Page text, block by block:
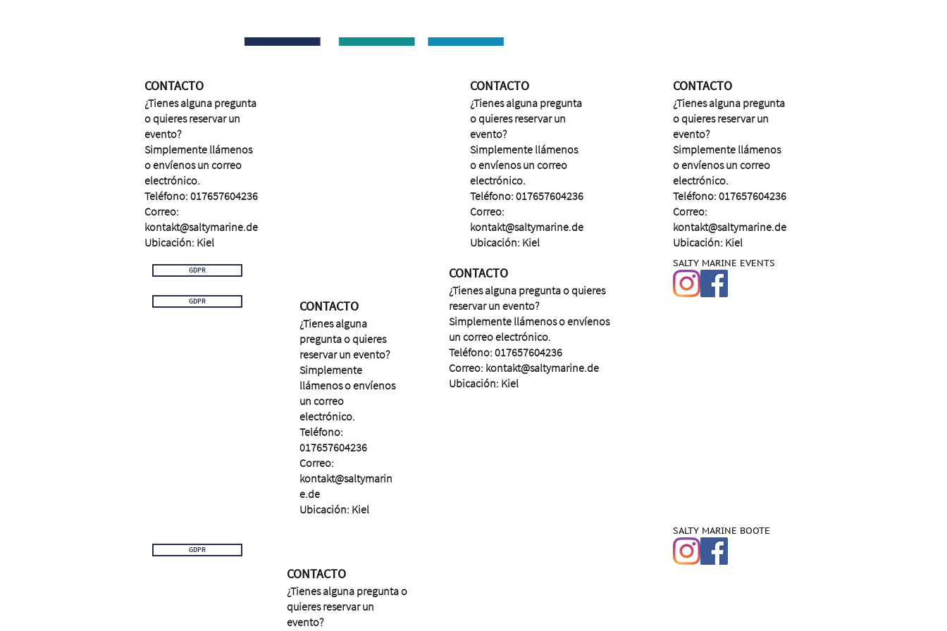
CONTACTO
¿Tienes alguna pregunta
o quieres reservar un
evento?
Simplemente llámenos
o envíenos un correo
electrónico.
Teléfono: 017657604236
Correo:
kontakt@saltymarine.de
Ubicación: Kiel
GDPR
GDPR CONTACTO
¿Tienes alguna
pregunta o quieres
reservar un evento?
Simplemente
llámenos o envíenos
un correo
electrónico.
Teléfono:
017657604236
Correo:
kontakt@saltymarin
e.de
Ubicación: Kiel
CONTACTO
¿Tienes alguna pregunta
o quieres reservar un
evento?
Simplemente llámenos
o envíenos un correo
electrónico.
Teléfono: 017657604236
Correo:
kontakt@saltymarine.de
Ubicación: Kiel
CONTACTO
¿Tienes alguna pregunta o quieres
reservar un evento?
Simplemente llámenos o envíenos
un correo electrónico.
Teléfono: 017657604236
Correo: kontakt@saltymarine.de
Ubicación: Kiel
CONTACTO
¿Tienes alguna pregunta
o quieres reservar un
evento?
Simplemente llámenos
o envíenos un correo
electrónico.
Teléfono: 017657604236
Correo:
kontakt@saltymarine.de
Ubicación: Kiel
SALTY MARINE EVENTS
SALTY MARINE BOOTE
GDPR
CONTACTO
¿Tienes alguna pregunta o
quieres reservar un
evento?